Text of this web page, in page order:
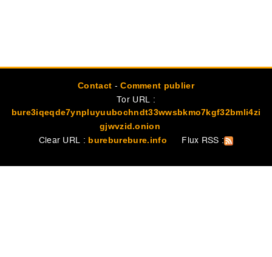
Contact -Comment publier
Tor URL :
bure3iqeqde7ynpluyuubochndt33wwsbkmo7kgf32bmli4zi
gjwvzid.onion
Clear URL : bureburebure.info Flux RSS :